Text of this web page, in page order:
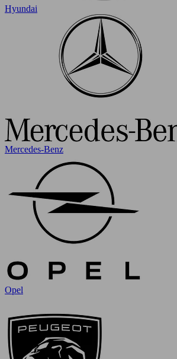
Hyundai
Mercedes-Benz
Opel